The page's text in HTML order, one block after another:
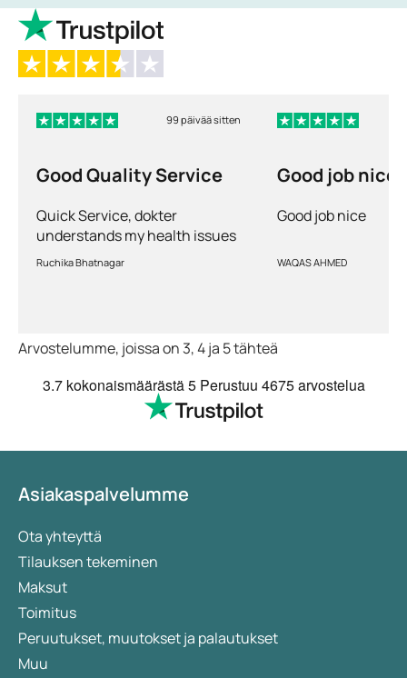
99 päivää sitten
Good Quality Service
Quick Service, dokter
understands my health issues
and good diagnosis
Ruchika Bhatnagar
Good job nice
Good job nice
WAQAS AHMED
Arvostelumme, joissa on 3, 4 ja 5 tähteä
3.7kokonaismäärästä 5 Perustuu 4675 arvostelua
Asiakaspalvelumme
Ota yhteyttä
Tilauksen tekeminen
Maksut
Toimitus
Peruutukset, muutokset ja palautukset
Muu